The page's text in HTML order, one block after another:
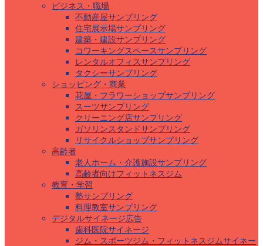
ビジネス・職場
不動産屋サンプリング
住宅展示場サンプリング
建築・建設サンプリング
コワーキングスペースサンプリング
レンタルオフィスサンプリング
タクシーサンプリング
ショッピング・商業
花屋・フラワーショップサンプリング
スーツサンプリング
クリーニング店サンプリング
ガソリンスタンドサンプリング
リサイクルショップサンプリング
高齢者
老人ホーム・介護施設サンプリング
高齢者向けフィットネスジム
教育・学習
塾サンプリング
料理教室サンプリング
デジタルサイネージ広告
歯科医院サイネージ
ジム・スポーツジム・フィットネスジムサイネー